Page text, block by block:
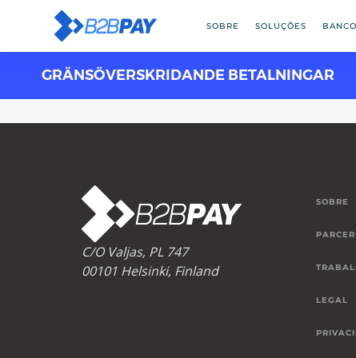
SOBRE SOLUÇÕES
GRÄNSÖVERSKRIDANDE BETALNINGAR
C/O Valjas, PL 747
00101 Helsinki, Finland
SOBRE
LEGAL